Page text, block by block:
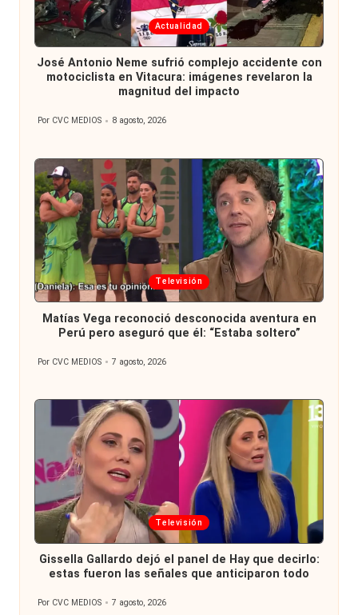
Publicada
en
Actualidad
José Antonio Neme sufrió complejo accidente con
motociclista en Vitacura: imágenes revelaron la
magnitud del impacto
Publicado
Por CVC MEDIOS 8 agosto, 2026
Publicada
en
Televisión
Matías Vega reconoció desconocida aventura en
Perú pero aseguró que él: “Estaba soltero”
Publicado
Por CVC MEDIOS 7 agosto, 2026
Publicada
en
Televisión
Gissella Gallardo dejó el panel de Hay que decirlo:
estas fueron las señales que anticiparon todo
Publicado
Por CVC MEDIOS 7 agosto, 2026